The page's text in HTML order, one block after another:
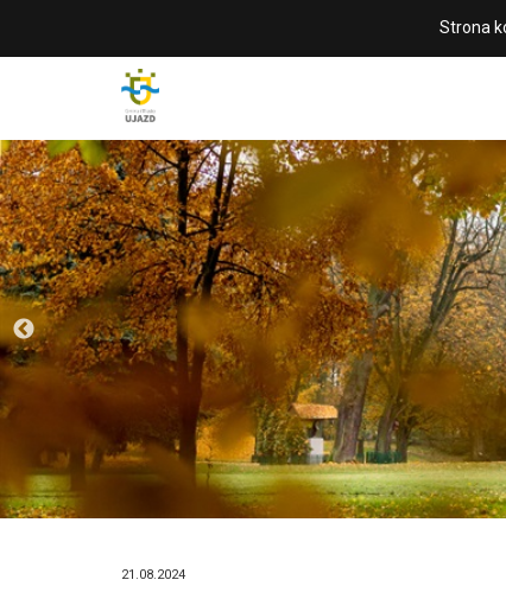
Strona
21.08.2024